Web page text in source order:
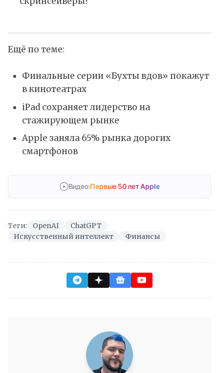
Ещё по теме:
Финальные серии «Бухты вдов» покажут
в кинотеатрах
iPad сохраняет лидерство на
стажирующем рынке
Apple заняла 65% рынка дорогих
смартфонов
Видео:Первые 50 лет Apple
Теги: OpenAI
ChatGPT
Искусственный интеллект
Финансы